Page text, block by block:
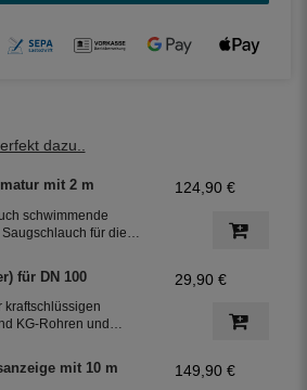
dazu..
mit 2 m
schwimmende
für die
Anschluss an PE -
124,90 €
für DN 100
kraftschlüssigen
KG-Rohren und
29,90 €
mit 10 m
149,90 €